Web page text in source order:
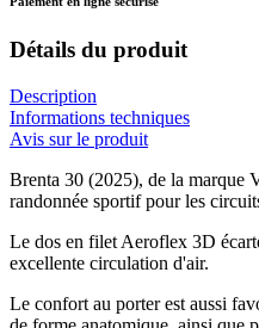
Détails du produit
Description
Informations techniques
Avis sur le produit
Brenta 30 (2025), de la marque
randonnée sportif pour les
Le dos en filet Aeroflex 3D
excellente circulation d'air.
Le confort au porter est aussi